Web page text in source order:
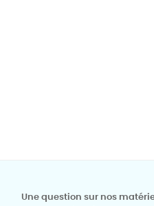
Une question sur nos